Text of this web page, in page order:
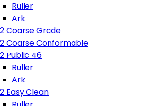
Ruller
Ark
Coarse Grade
Coarse Conformable
Public 46
Ruller
Ark
Easy Clean